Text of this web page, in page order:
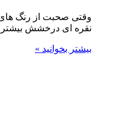
وقتی صحبت از رنگ های
نقره ای درخشش
بیشتر بخوانید »